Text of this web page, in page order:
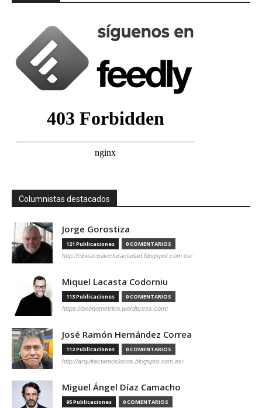
Columnistas destacados
Jorge Gorostiza
121 Publicaciones 0 COMENTARIOS
http://cinearquitecturaciudad.blogspot.com.es/
Miquel Lacasta Codorniu
113 Publicaciones 0 COMENTARIOS
https://axonometrica.wordpress.com/
José Ramón Hernández Correa
112 Publicaciones 0 COMENTARIOS
http://arquitectamoslocos.blogspot.com.es/
Miguel Ángel Díaz Camacho
95 Publicaciones 0 COMENTARIOS